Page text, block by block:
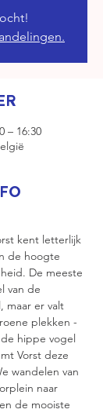
– 16:30
kent letterlijk
de hoogte
De meeste
van de
maar er valt
plekken -
hippe vogel
Vorst deze
wandelen van
naar
de mooiste